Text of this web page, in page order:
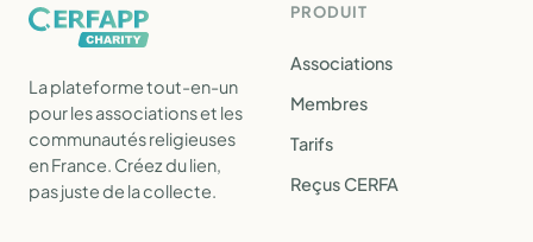
La plateforme tout-en-un
pour les associations et les
communautés religieuses
en France. Créez du lien,
pas juste de la collecte.
PRODUIT
Associations
Membres
Tarifs
Reçus CERFA